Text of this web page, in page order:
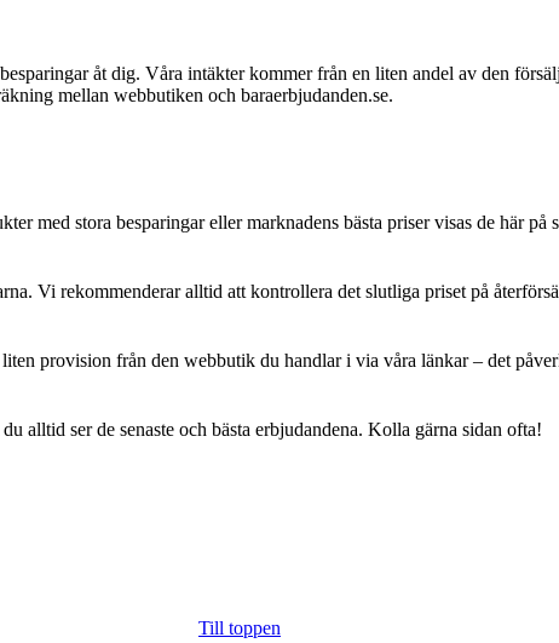
åt dig. Våra intäkter kommer från en liten andel av den
mellan webbutiken och baraerbjudanden.se.
med stora besparingar eller marknadens bästa priser visas de här på
Vi rekommenderar alltid att kontrollera det slutliga priset på
provision från den webbutik du handlar i via våra länkar – det
alltid ser de senaste och bästa erbjudandena. Kolla gärna sidan ofta!
Till toppen